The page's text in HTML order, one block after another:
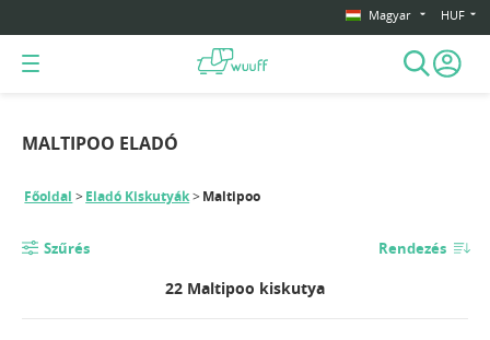
Magyar HUF
MALTIPOO ELADÓ
Főoldal Eladó Kiskutyák Maltipoo
Szűrés Rendezés
22 Maltipoo kiskutya